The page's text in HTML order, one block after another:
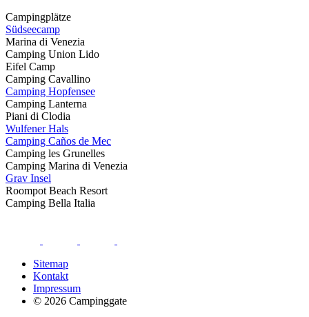
Campingplätze
Südseecamp
Marina di Venezia
Camping Union Lido
Eifel Camp
Camping Cavallino
Camping Hopfensee
Camping Lanterna
Piani di Clodia
Wulfener Hals
Camping Caños de Mec
Camping les Grunelles
Camping Marina di Venezia
Grav Insel
Roompot Beach Resort
Camping Bella Italia
Sitemap
Kontakt
Impressum
© 2026 Campinggate